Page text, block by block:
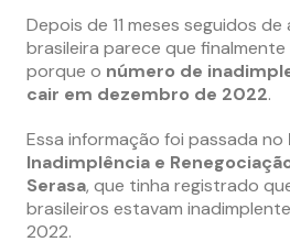
Depois de 11 meses seguidos
brasileira parece que finalmente
porque o número de
cair em dezembro de 2022.
Essa informação foi passada no
Inadimplência e
Serasa, que tinha registrado
brasileiros estavam
2022.